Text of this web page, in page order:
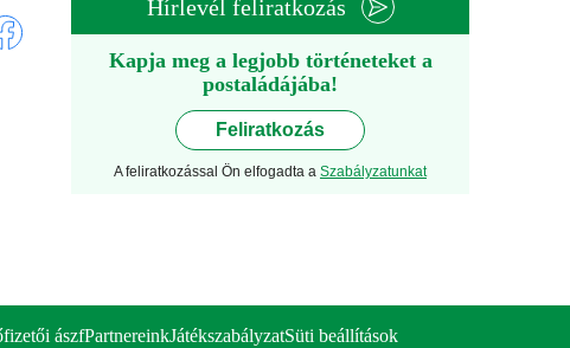
Hírlevél feliratkozás
Kapja meg a legjobb történeteket a
postaládájába!
Feliratkozás
A feliratkozással Ön elfogadta a Szabályzatunkat
ászfPartnereinkJátékszabályzatSüti beállítások